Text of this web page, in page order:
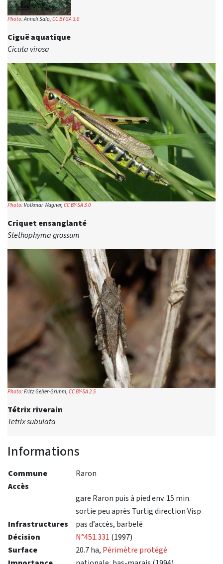
Photo: Anneli Salo, CC BY-SA 3.0
Ciguë aquatique
Cicuta virosa
Photo: Volkmar Wagner, CC BY-SA 3.0
Criquet ensanglanté
Stethophyma grossum
Photo: Fritz Geller-Grimm, CC BY-SA 2.5
Tétrix riverain
Tetrix subulata
Informations
Commune
Raron
Accès
gare Raron puis à pied env. 15 min.
sortie peu après Turtig direction Visp
Infrastructures
pas d’accès, barbelé
Décision
N°451.331 (1997)
Surface
20.7 ha, Périmètre protégé